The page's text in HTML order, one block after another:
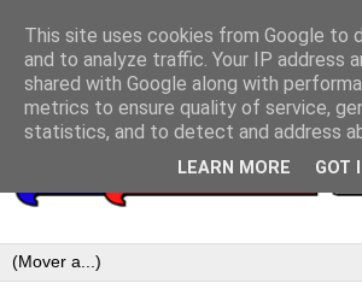
This site uses cookies from Google to
and to analyze traffic. Your IP address
shared with Google along with
metrics to ensure quality of service,
statistics, and to detect and address
LEARN MORE GOT